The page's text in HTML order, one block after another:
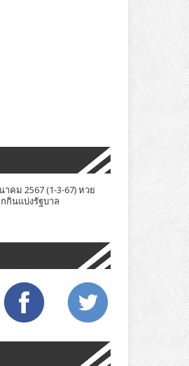
คม 2567 (1-3-67) หวย
กินแบ่งรัฐบาล